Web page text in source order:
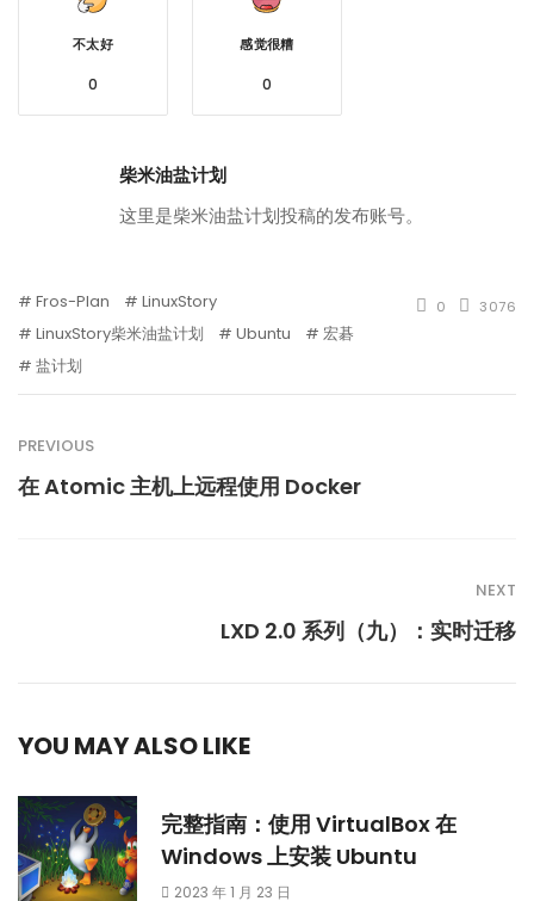
不太好
0
感觉很糟
0
柴米油盐计划
这里是柴米油盐计划投稿的发布账号。
Fros-Plan
LinuxStory
LinuxStory柴米油盐计划
Ubuntu
宏碁
盐计划
0 3076
PREVIOUS
在 Atomic 主机上远程使用 Docker
NEXT
LXD 2.0 系列（九）：实时迁移
YOU MAY ALSO LIKE
完整指南：使用 VirtualBox 在
Windows 上安装 Ubuntu
2023 年 1 月 23 日